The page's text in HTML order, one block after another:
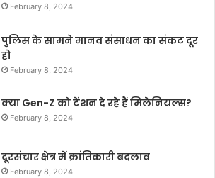
February 8, 2024
पुलिस के सामने मानव संसाधन का संकट दूर
हो
February 8, 2024
क्या Gen-Z को टेंशन दे रहे हैं मिलेनियल्स?
February 8, 2024
दूरसंचार क्षेत्र में क्रांतिकारी बदलाव
February 8, 2024